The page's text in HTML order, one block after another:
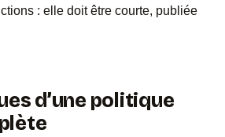
: elle doit être courte, publiée
d’une politique